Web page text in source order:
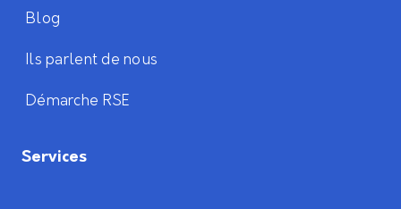
Blog
Ils parlent de nous
Démarche RSE
Services